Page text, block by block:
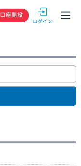
GMOクリック
口座開設